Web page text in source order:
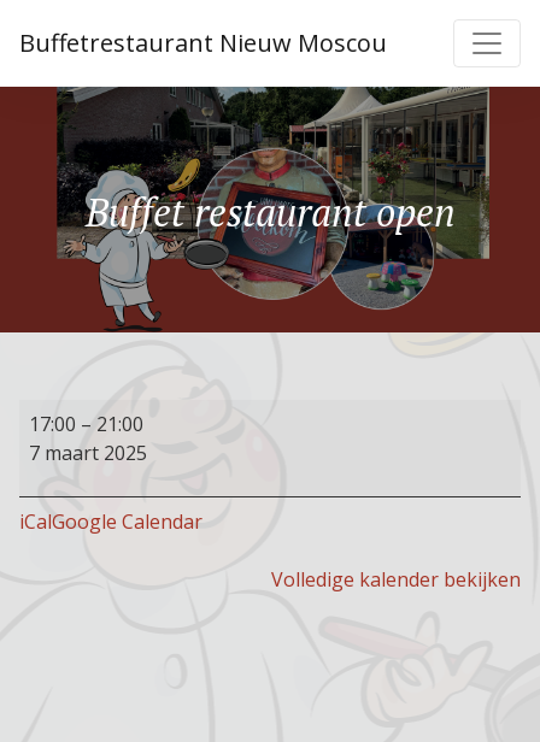
Buffetrestaurant Nieuw Moscou
Buffet restaurant open
Buffet
restaurant
17:00 – 21:00
7 maart 2025
iCalGoogle Calendar
Volledige kalender bekijken